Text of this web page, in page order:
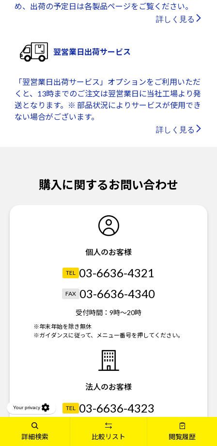
詳細検索 比較リスト 閲覧履歴
め、出荷の予定日は各製品ページをご覧ください。
詳しく見る
翌営業日出荷サービス
「翌営業日出荷サービス」オプションをご利用いただ
くと、13時までのご注文は翌営業日に当社工場より発
送となります。※ 部品状況によりサービスが使用でき
ない場合がございます。
詳しく見る
購入に関するお問い合わせ
個人のお客様
TEL 03-6636-4321
FAX 03-6636-4340
受付時間： 9時～20時
※年末年始を除き無休
※ガイダンスに従って、メニュー番号を押してください。
法人のお客様
TEL 03-6636-4323
03-6739-3821